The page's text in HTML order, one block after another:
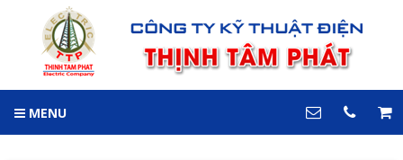
MENU
GIỎ HÀNG
LIÊN HỆ